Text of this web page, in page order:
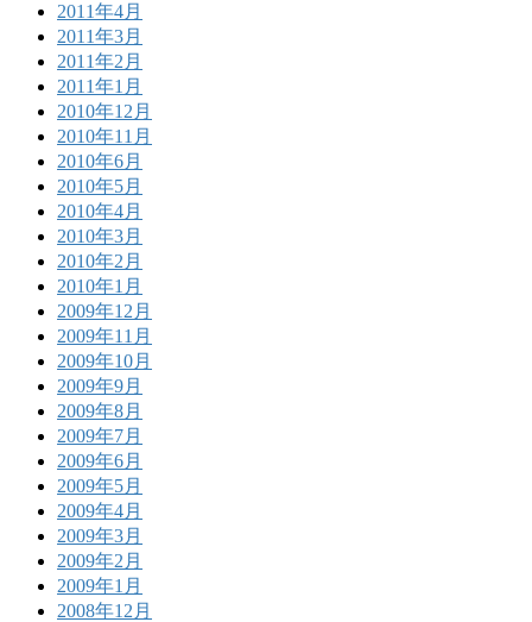
2011年4月
2011年3月
2011年2月
2011年1月
2010年12月
2010年11月
2010年6月
2010年5月
2010年4月
2010年3月
2010年2月
2010年1月
2009年12月
2009年11月
2009年10月
2009年9月
2009年8月
2009年7月
2009年6月
2009年5月
2009年4月
2009年3月
2009年2月
2009年1月
2008年12月